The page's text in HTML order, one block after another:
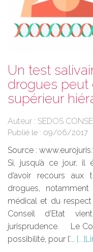
Un test
drogues peut
supérieur
Auteur : SEDOS
Publié le : 09/06/2017
Source :
Si, jusqu’à ce jour, il
d’avoir recours aux
drogues,
médical et du
Conseil d’Etat
jurisprudence. Le
possibilité, pour l’...